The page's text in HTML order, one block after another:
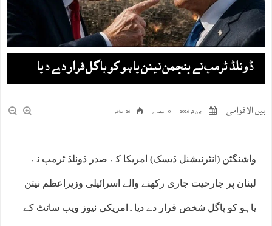
ڈونلڈ ٹرمپ نے بنجمن نیتن یاہو کو پاگل قرار دے دیا
بین الاقوامی جون 2, 2026 0 تبصرے 26 مناظر
واشنگٹن (انٹرنیشنل ڈیسک) امریکا کے صدر ڈونلڈ ٹرمپ نے
لبنان پر جارحیت جاری رکھنے والے اسرائیلی وزیراعظم نیتن
یاہو کو پاگل شخص قرار دے دیا۔امریکی نیوز ویب سائٹ کے